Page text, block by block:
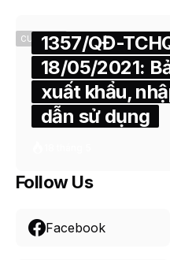
CUSTOMS1357/QĐ-
18/05/2021:
xuất khẩu,
dẫn sử dụng
Follow Us
Facebook